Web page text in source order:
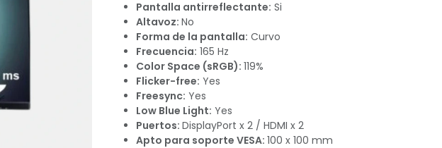
Pantalla antirreflectante: Si
Altavoz: No
Forma de la pantalla: Curvo
Frecuencia: 165 Hz
Color Space (sRGB): 119%
Flicker-free: Yes
Freesync: Yes
Low Blue Light: Yes
Puertos: DisplayPort x 2 / HDMI x 2
Apto para soporte VESA: 100 x 100 mm